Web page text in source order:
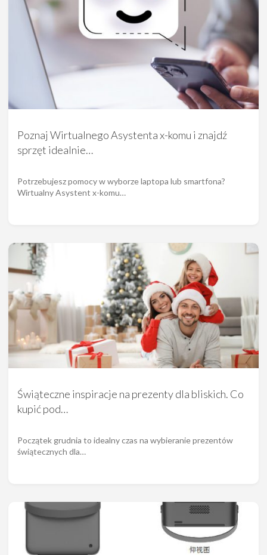
Poznaj Wirtualnego Asystenta x-komu i znajdź
sprzęt idealnie…
Potrzebujesz pomocy w wyborze laptopa lub smartfona?
Wirtualny Asystent x-komu…
Świąteczne inspiracje na prezenty dla bliskich. Co
kupić pod…
Początek grudnia to idealny czas na wybieranie prezentów
świątecznych dla…